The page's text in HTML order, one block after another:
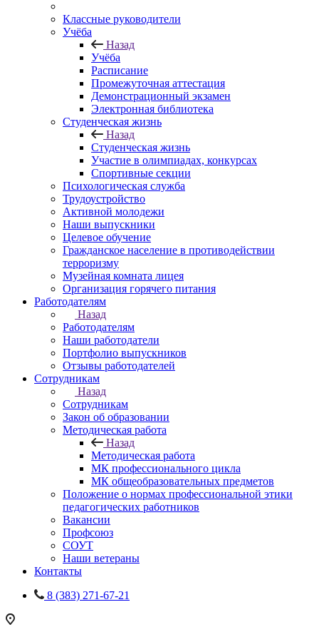
Классные руководители
Учёба
Назад
Учёба
Расписание
Промежуточная аттестация
Демонстрационный экзамен
Электронная библиотека
Студенческая жизнь
Назад
Студенческая жизнь
Участие в олимпиадах, конкурсах
Спортивные секции
Психологическая служба
Трудоустройство
Активной молодежи
Наши выпускники
Целевое обучение
Гражданское население в противодействии
терроризму
Музейная комната лицея
Организация горячего питания
Работодателям
Назад
Работодателям
Наши работодатели
Портфолио выпускников
Отзывы работодателей
Сотрудникам
Назад
Сотрудникам
Закон об образовании
Методическая работа
Назад
Методическая работа
МК профессионального цикла
МК общеобразовательных предметов
Положение о нормах профессиональной этики
педагогических работников
Вакансии
Профсоюз
СОУТ
Наши ветераны
Контакты
8 (383) 271-67-21